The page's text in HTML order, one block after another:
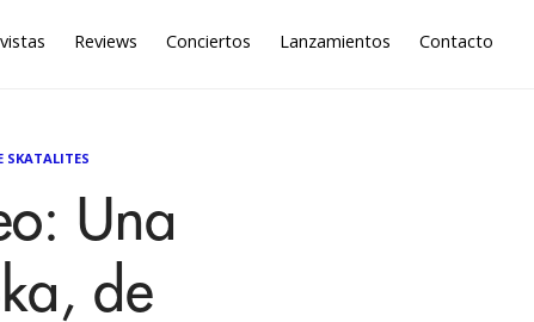
Reviews Conciertos Lanzamientos Contacto
SKATALITES
Una
de